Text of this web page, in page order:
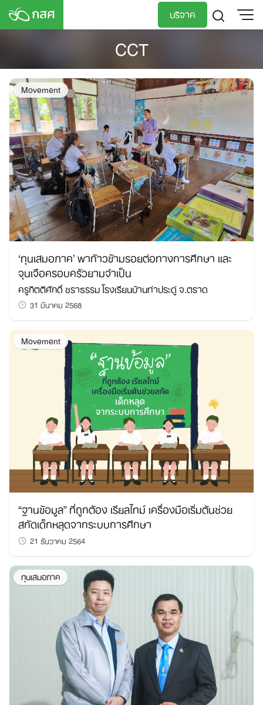
Skip
บริจาค
CCT
Movement
‘ทุนเสมอภาค’ พาก้าวข้ามรอยต่อทางการศึกษา และ
จุนเจือครอบครัวยามจำเป็น
ครูกิตติศักดิ์ ชราธรรม โรงเรียนบ้านท่าประดู่ จ.ตราด
31 มีนาคม 2568
Movement
“ฐานข้อมูล” ที่ถูกต้อง เรียลไทม์ เครื่องมือเริ่มต้นช่วย
สกัดเด็กหลุดจากระบบการศึกษา
21 ธันวาคม 2564
ทุนเสมอภาค